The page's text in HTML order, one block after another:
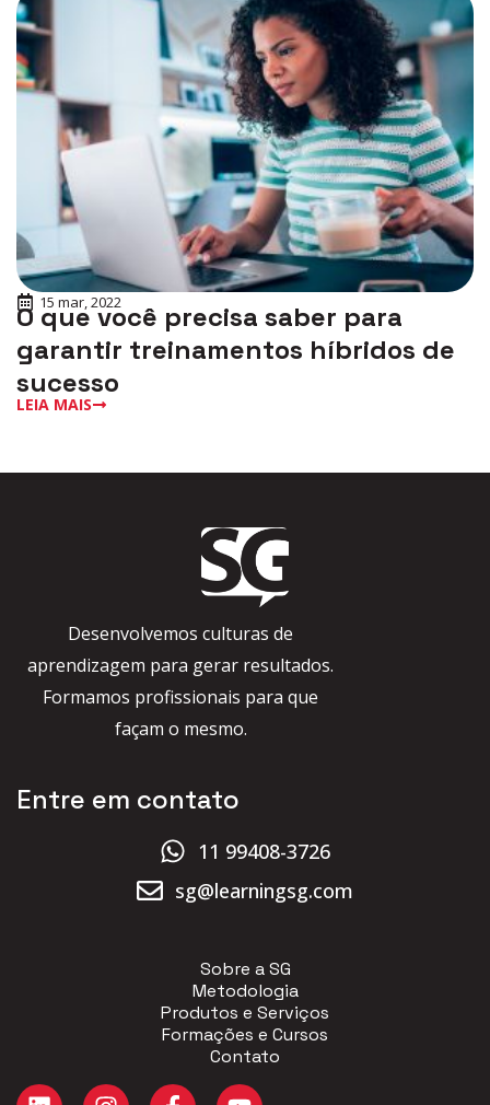
15 mar, 2022
O que você precisa saber para
garantir treinamentos híbridos de
sucesso
LEIA MAIS
Desenvolvemos culturas de
aprendizagem para gerar resultados.
Formamos profissionais para que
façam o mesmo.
Entre em contato
11 99408-3726
sg@learningsg.com
Sobre a SG
Metodologia
Produtos e Serviços
Formações e Cursos
Contato